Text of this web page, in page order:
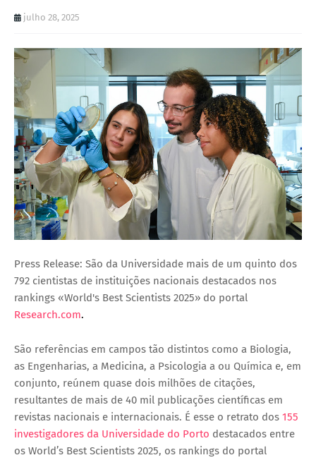
julho 28, 2025
Press Release: São da Universidade mais de um quinto dos
792 cientistas de instituições nacionais destacados nos
rankings «World's Best Scientists 2025» do portal
Research.com.
São referências em campos tão distintos como a Biologia,
as Engenharias, a Medicina, a Psicologia a ou Química e, em
conjunto, reúnem quase dois milhões de citações,
resultantes de mais de 40 mil publicações científicas em
revistas nacionais e internacionais. É esse o retrato dos 155
investigadores da Universidade do Porto destacados entre
os World’s Best Scientists 2025, os rankings do portal